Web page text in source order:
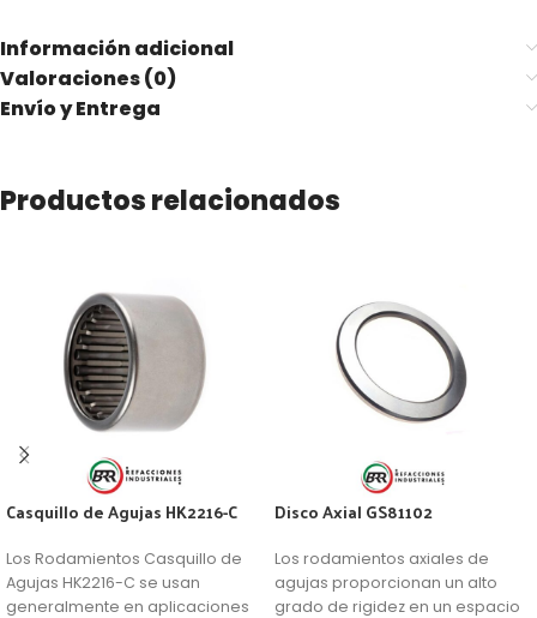
Información adicional
Valoraciones (0)
Envío y Entrega
Productos relacionados
Casquillo de Agujas HK2216-C
Los Rodamientos Casquillo de
Agujas HK2216-C se usan
generalmente en aplicaciones
Disco Axial GS81102
Los rodamientos axiales de
agujas proporcionan un alto
grado de rigidez en un espacio